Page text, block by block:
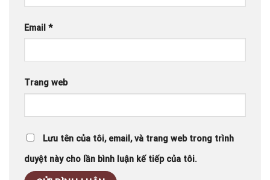
Email *
Trang web
Lưu tên của tôi, email, và trang web trong trình
duyệt này cho lần bình luận kế tiếp của tôi.